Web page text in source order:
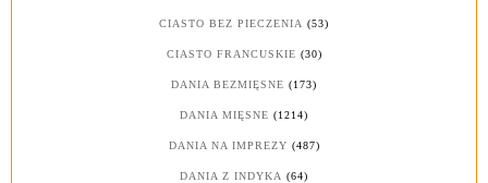
CIASTO BEZ PIECZENIA (53)
CIASTO FRANCUSKIE (30)
DANIA BEZMIĘSNE (173)
DANIA MIĘSNE (1214)
DANIA NA IMPREZY (487)
DANIA Z INDYKA (64)